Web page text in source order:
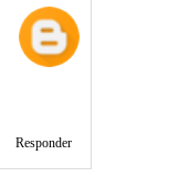
Responder